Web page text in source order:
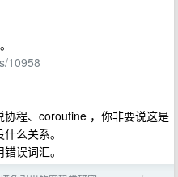
10958
程、coroutine ，你非要说这是
么关系。
误词汇。